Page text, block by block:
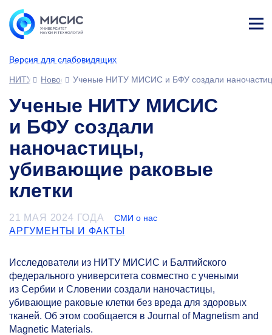
Версия для слабовидящих
ине
НИТУ МИСИС
НовостиУченые НИТУ МИСИС и БФУ создали
Ученые НИТУ МИСИС
и БФУ создали
наночастицы,
убивающие раковые
клетки
21 МАЯ 2024 ГОДА СМИ о нас
АРГУМЕНТЫ И ФАКТЫ
Исследователи из НИТУ МИСИС и Балтийского
федерального университета совместно с учеными
из Сербии и Словении создали наночастицы,
убивающие раковые клетки без вреда для здоровых
тканей. Об этом сообщается в Journal of Magnetism and
Magnetic Materials.